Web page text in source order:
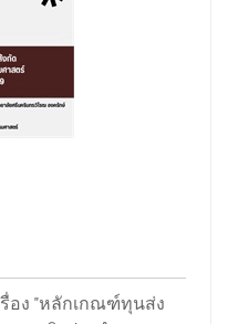
อง "หลักเกณฑ์ทุนส่ง